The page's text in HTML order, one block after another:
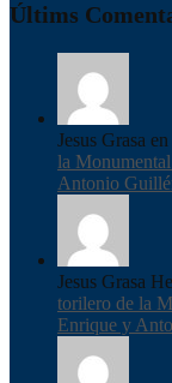
Últims
Jesus Grasa en
la
Antonio
Jesus Grasa
torilero de la
Enrique y